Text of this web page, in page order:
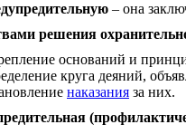
– она
решения
оснований и
круга деяний,
наказания за них.